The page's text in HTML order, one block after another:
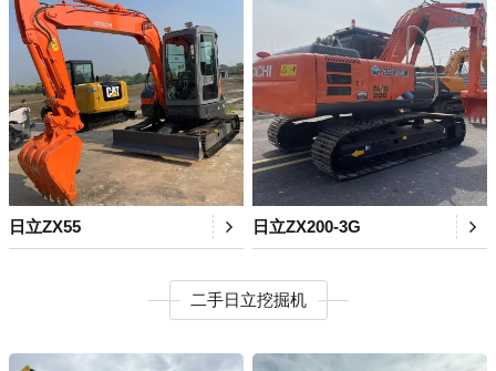
日立ZX55 日立ZX200-3G
二手日立挖掘机